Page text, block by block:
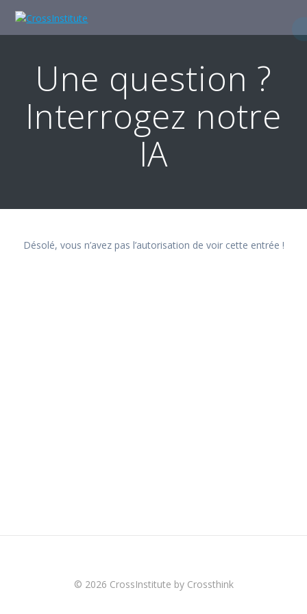
content
Une question ?
Interrogez notre
IA
Désolé, vous n’avez pas l’autorisation de voir cette entrée !
© 2026 CrossInstitute by Crossthink